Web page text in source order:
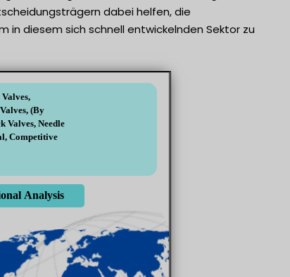
dabei helfen, die
in diesem sich schnell entwickelnden Sektor zu